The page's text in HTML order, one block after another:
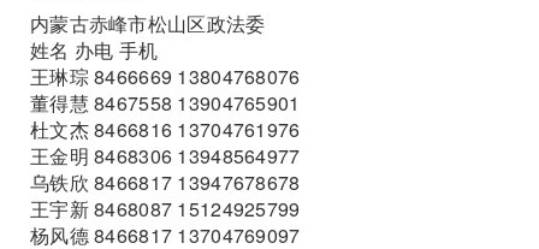
内蒙古赤峰市松山区政法委
姓名 办电 手机
王琳琮 8466669 13804768076
董得慧 8467558 13904765901
杜文杰 8466816 13704761976
王金明 8468306 13948564977
乌铁欣 8466817 13947678678
王宇新 8468087 15124925799
杨风德 8466817 13704769097